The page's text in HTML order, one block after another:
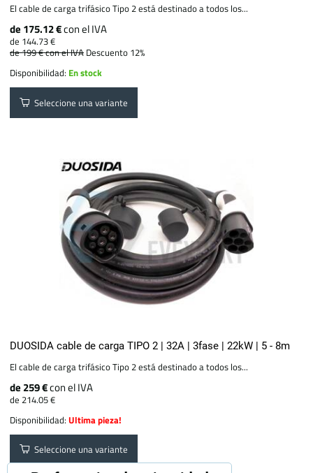
El cable de carga trifásico Tipo 2 está destinado a todos los...
de 175.12 €con el IVA
de 144.73 €
de 199 €con el IVA Descuento 12%
Disponibilidad: En stock
Seleccione una variante
DUOSIDA cable de carga TIPO 2 | 32A | 3fase | 22kW | 5 - 8m
El cable de carga trifásico Tipo 2 está destinado a todos los...
de 259 €con el IVA
de 214.05 €
Disponibilidad:Ultima pieza!
Seleccione una variante